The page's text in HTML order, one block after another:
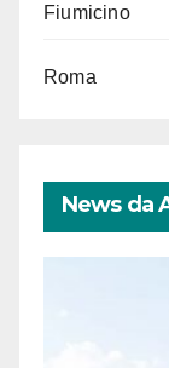
Fiumicino
Roma
News da